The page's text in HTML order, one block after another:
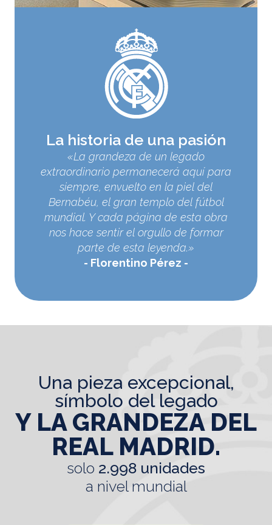
La historia de una pasión
«La grandeza de un legado
extraordinario permanecerá aquí para
siempre, envuelto en la piel del
Bernabéu, el gran templo del fútbol
mundial. Y cada página de esta obra
nos hace sentir el orgullo de formar
parte de esta leyenda.»
Florentino Pérez
una pieza excepcional,
símbolo del legado
Y LA GRANDEZA DEL
REAL MADRID.
solo 2.998 unidades
a nivel mundial